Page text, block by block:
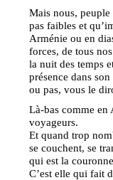
Mais nous,
pas faibles et
Arménie ou en
forces, de tous
la nuit des temps
présence dans
ou pas, vous le
Là-bas comme en
voyageurs.
Et quand trop
se couchent, se
qui est la
C’est elle qui fait